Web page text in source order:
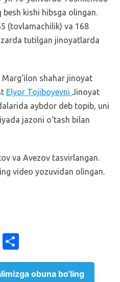
besh kishi hibsga olingan.
(tovlamachilik) va 168
tutilgan jinoyatlarda
shahar jinoyat
Elyor Tojiboyevni Jinoyat
aybdor deb topib, uni
jazoni o‘tash bilan
va Avezov tasvirlangan.
video yozuvidan olingan.
Fa
h
arobuna bo‘ling